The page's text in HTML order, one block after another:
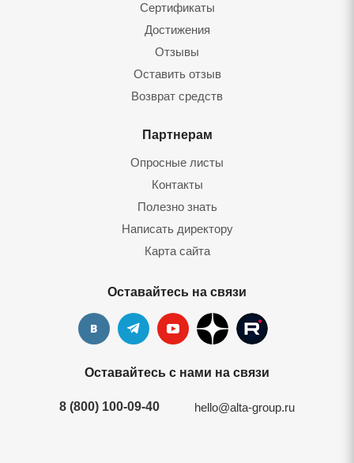
Сертификаты
Достижения
Отзывы
Оставить отзыв
Возврат средств
Партнерам
Опросные листы
Контакты
Полезно знать
Написать директору
Карта сайта
Оставайтесь на связи
Оставайтесь с нами на связи
8 (800) 100-09-40 hello@alta-group.ru